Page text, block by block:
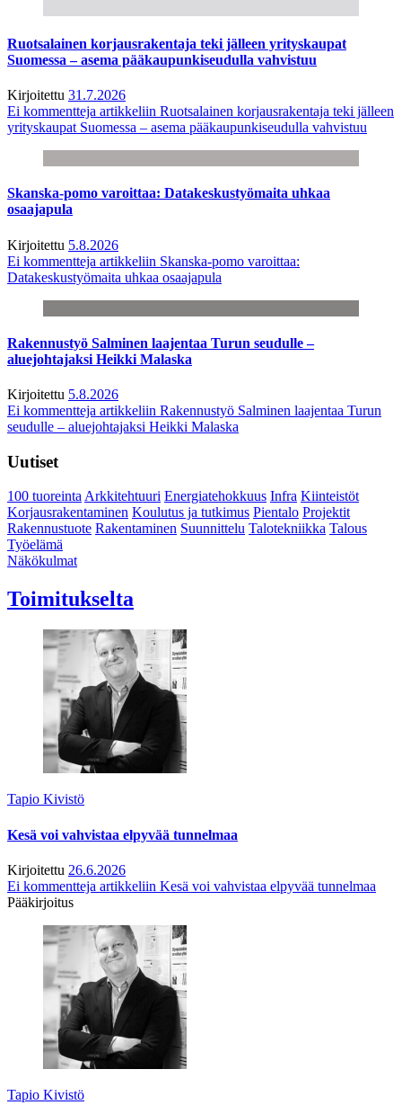
Ruotsalainen korjausrakentaja teki jälleen yrityskaupat
Suomessa – asema pääkaupunkiseudulla vahvistuu
Kirjoitettu 31.7.2026
Ei kommentteja artikkeliin Ruotsalainen korjausrakentaja teki jälleen
yrityskaupat Suomessa – asema pääkaupunkiseudulla vahvistuu
Skanska-pomo varoittaa: Datakeskustyömaita uhkaa
osaajapula
Kirjoitettu 5.8.2026
Ei kommentteja artikkeliin Skanska-pomo varoittaa:
Datakeskustyömaita uhkaa osaajapula
Rakennustyö Salminen laajentaa Turun seudulle –
aluejohtajaksi Heikki Malaska
Kirjoitettu 5.8.2026
Ei kommentteja artikkeliin Rakennustyö Salminen laajentaa Turun
seudulle – aluejohtajaksi Heikki Malaska
Uutiset
100 tuoreintaArkkitehtuuri Energiatehokkuus Infra Kiinteistöt
Korjausrakentaminen Koulutus ja tutkimus Pientalo Projektit
Rakennustuote Rakentaminen Suunnittelu Talotekniikka Talous
Työelämä
Näkökulmat
Toimitukselta
Tapio Kivistö
Kesä voi vahvistaa elpyvää tunnelmaa
Kirjoitettu 26.6.2026
Ei kommentteja artikkeliin Kesä voi vahvistaa elpyvää tunnelmaa
Pääkirjoitus
Tapio Kivistö